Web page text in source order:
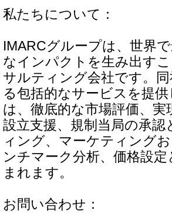
私たちについて：
IMARCグループは、世界
なインパクトを生み出す
サルティング会社です。
る包括的なサービスを提
は、徹底的な市場評価、
設立支援、規制当局の承
ィング、マーケティング
ンチマーク分析、価格設
まれます。
お問い合わせ：